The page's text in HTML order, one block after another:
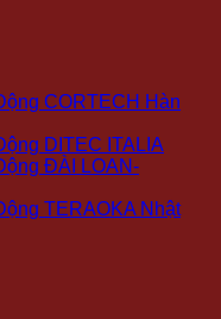
CORTECH Hàn
DITEC ITALIA
ĐÀI LOAN-
TERAOKA Nhật